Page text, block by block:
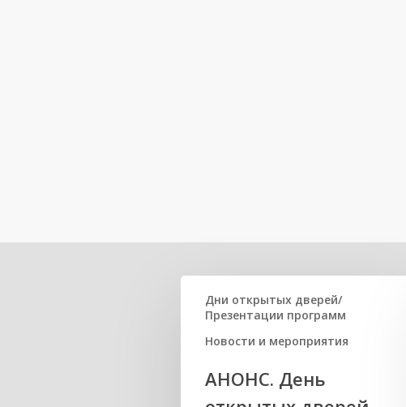
Дни открытых дверей/
Презентации программ
Новости и мероприятия
АНОНС. День